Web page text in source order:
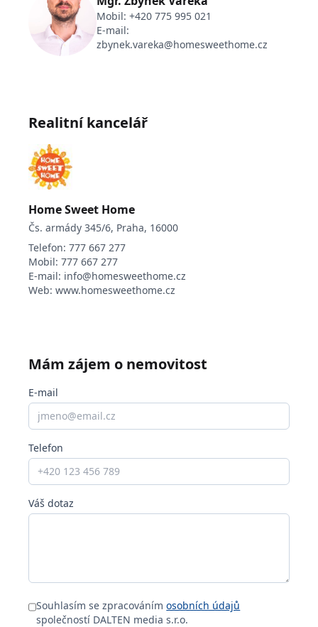
Mobil: +420 775 995 021
E-mail:
zbynek.vareka@homesweethome.cz
Realitní kancelář
Home Sweet Home
Čs. armády 345/6, Praha, 16000
Telefon: 777 667 277
Mobil: 777 667 277
E-mail: info@homesweethome.cz
Web: www.homesweethome.cz
Mám zájem o nemovitost
E-mail
Telefon
Váš dotaz
Souhlasím se zpracovánímosobních údajů
společností DALTEN media s.r.o.